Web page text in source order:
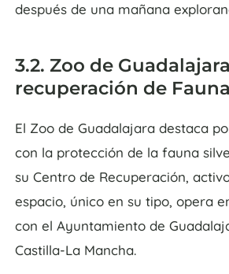
después de una mañana
3.2. Zoo de
recuperación de
El Zoo de Guadalajara destaca
con la protección de la fauna
su Centro de Recuperación,
espacio, único en su tipo, opera
con el Ayuntamiento de
Castilla-La Mancha.